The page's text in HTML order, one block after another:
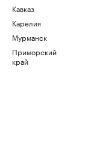
Кавказ
Карелия
Мурманск
Приморский
край